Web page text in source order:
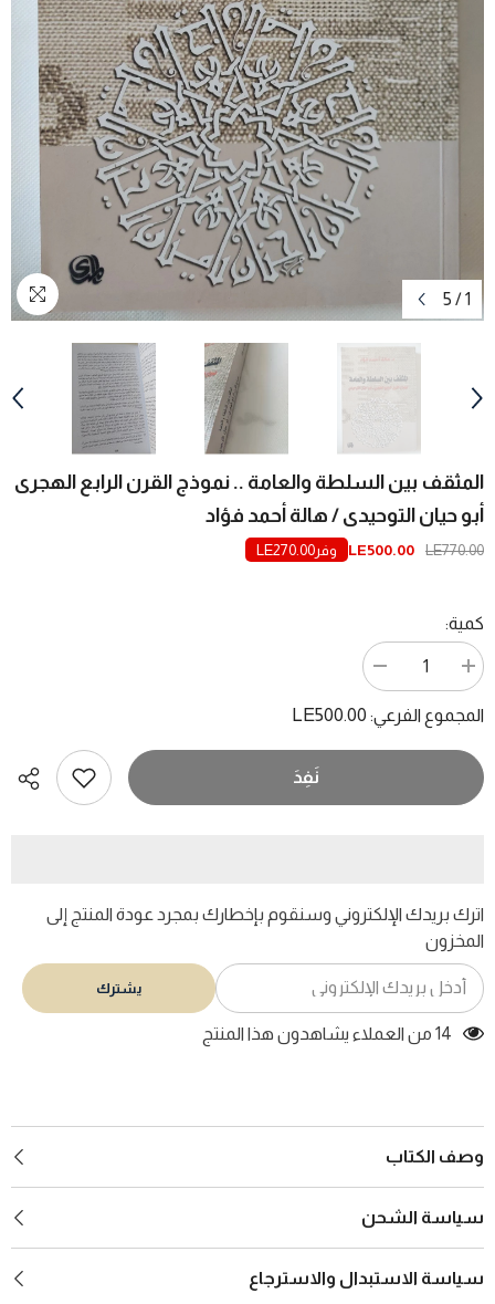
1
/
5
المثقف بين السلطة والعامة .. نموذج القرن الرابع الهجرى
أبو حيان التوحيدى / هالة أحمد فؤاد
LE770.00
LE500.00 وفرLE270.00
كمية:
تقليل
الكمية
المثقف
نموذج
التوحيدى
/
زيادة
الكمية
المثقف
السلطة
نموذج
التوحيدى
/
هالة
أحمد
المجموع الفرعي:LE500.00
نَفِدَ
اترك بريدك الإلكتروني وسنقوم بإخطارك بمجرد عودة المنتج إلى
المخزون
يشترك
14 من العملاء يشاهدون هذا المنتج
وصف الكتاب
سياسة الشحن
سياسة الاستبدال والاسترجاع